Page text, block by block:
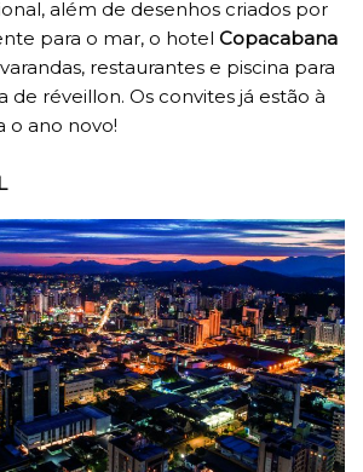
além de desenhos criados por
para o mar, o hotel Copacabana
restaurantes e piscina para
de réveillon. Os convites já estão à
o ano novo!